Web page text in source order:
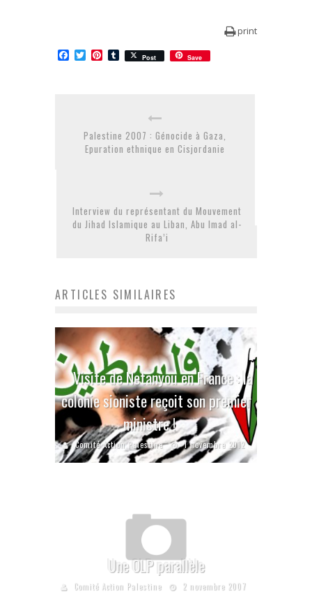
print
Facebook
TwitterPinterest
Tumblr
Post Save
Palestine 2007 : Génocide à Gaza,
Epuration ethnique en Cisjordanie
Interview du représentant du Mouvement
du Jihad Islamique au Liban, Abu Imad al-
Rifa’i
ARTICLES SIMILAIRES
Visite de Netanyou en France : la
colonie sioniste reçoit son premier
ministre !
Comité Action Palestine 1 novembre 2012
Une OLP parallèle
Comité Action Palestine 2 novembre 2007